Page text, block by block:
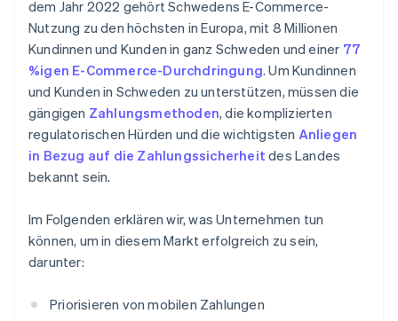
dem Jahr 2022 gehört Schwedens E-Commerce-
Nutzung zu den höchsten in Europa, mit 8 Millionen
Kundinnen und Kunden in ganz Schweden und einer 77
%igen E-Commerce-Durchdringung. Um Kundinnen
und Kunden in Schweden zu unterstützen, müssen die
gängigen Zahlungsmethoden, die komplizierten
regulatorischen Hürden und die wichtigsten Anliegen
in Bezug auf die Zahlungssicherheit des Landes
bekannt sein.
Im Folgenden erklären wir, was Unternehmen tun
können, um in diesem Markt erfolgreich zu sein,
darunter:
Priorisieren von mobilen Zahlungen